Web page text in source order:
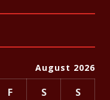
August 2026
F S
S